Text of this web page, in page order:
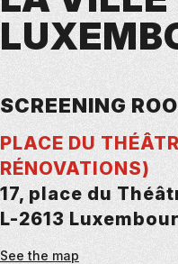
SCREENING
PLACE DU
RÉNOVATIONS)
17, place du
L-2613
See the map